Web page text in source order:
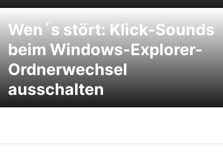
Wen´s stört: Klick-Sounds
beim Windows-Explorer-
Ordnerwechsel
ausschalten